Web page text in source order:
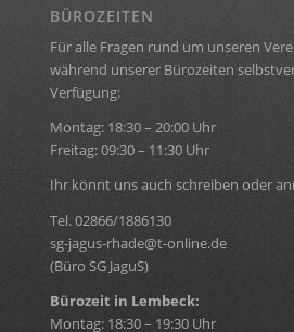
BÜROZEITEN
Für alle Fragen rund um unseren
während unserer Bürozeiten
Verfügung:
Montag: 18:30 – 20:00 Uhr
Freitag: 09:30 – 11:30 Uhr
Ihr könnt uns auch schreiben oder
Tel. 02866/1886130
sg-jagus-rhade@t-online.de
(Büro SG JaguS)
Bürozeit in Lembeck:
Montag: 18:30 – 19:30 Uhr